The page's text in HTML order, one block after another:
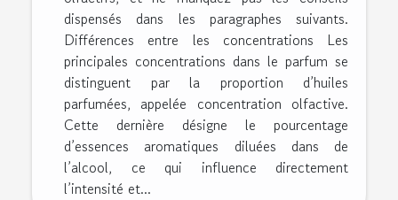
dispensés dans les paragraphes suivants.
Différences entre les concentrations Les
principales concentrations dans le parfum se
distinguent par la proportion d’huiles
parfumées, appelée concentration olfactive.
Cette dernière désigne le pourcentage
d’essences aromatiques diluées dans de
l’alcool, ce qui influence directement
l’intensité et...